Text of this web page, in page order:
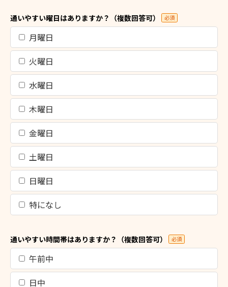
通いやすい曜日はありますか？（複数回答可） 必須
月曜日
火曜日
水曜日
木曜日
金曜日
土曜日
日曜日
特になし
通いやすい時間帯はありますか？（複数回答可） 必須
午前中
日中